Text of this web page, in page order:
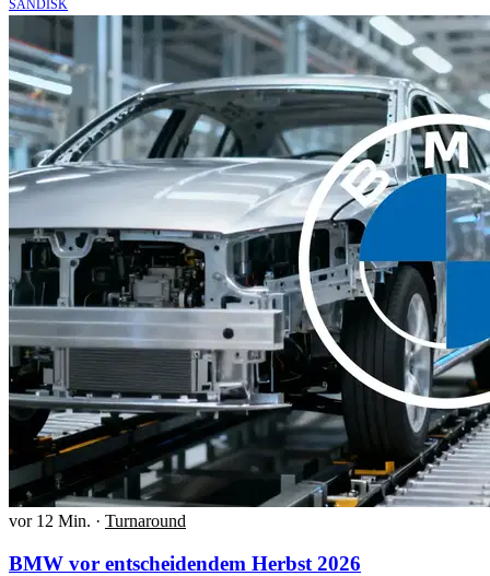
SANDISK
vor 12 Min. · Turnaround
BMW vor entscheidendem Herbst 2026